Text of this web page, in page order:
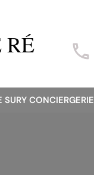
RÉ
SURY CONCIERGERIE